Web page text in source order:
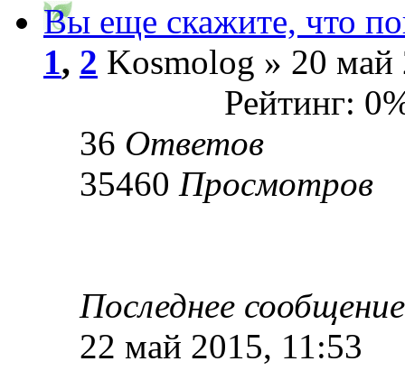
Вы еще скажите, что
1, 2 Kosmolog » 20 май
Рейтинг:
36 Ответов
35460 Просмотров
Последнее
22 май 2015, 11:53